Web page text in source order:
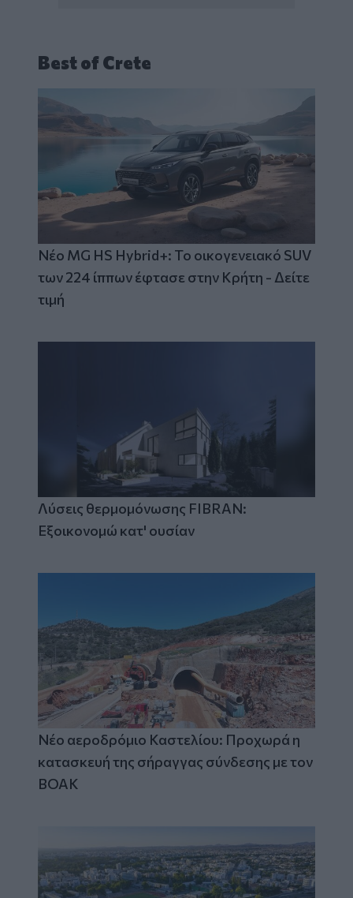
Best of Crete
Νέο MG HS Hybrid+: Το οικογενειακό SUV
των 224 ίππων έφτασε στην Κρήτη - Δείτε
τιμή
Λύσεις θερμομόνωσης FIBRAN:
Εξοικονομώ κατ' ουσίαν
Νέο αεροδρόμιο Καστελίου: Προχωρά η
κατασκευή της σήραγγας σύνδεσης με τον
ΒΟΑΚ